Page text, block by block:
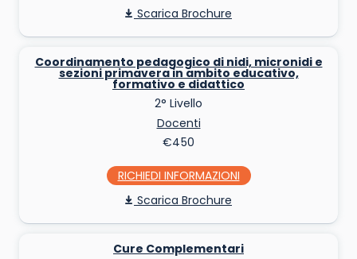
Scarica Brochure
Coordinamento pedagogico di nidi, micronidi e
sezioni primavera in ambito educativo,
formativo e didattico
2° Livello
Docenti
€450
RICHIEDI INFO
Scarica Brochure
Cure Complementari